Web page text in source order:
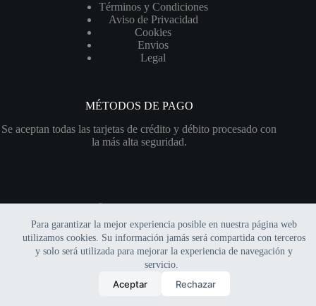
Para garantizar la mejor experiencia posible en nuestra página web
utilizamos cookies. Su información jamás será compartida con terceros
y solo será utilizada para mejorar la experiencia de navegación y
servicio.
Aceptar Rechazar
Términos y Condiciones
Aviso de Privacidad
Cookies
Envios
Legal
MÉTODOS DE PAGO
Se aceptan todas las tarjetas de crédito y débito procesado con
la más alta seguridad.
Copyright © 2026 Xerofitia | Sitio web financiado por el
programa
"Impulso Hostinger"
Carrito